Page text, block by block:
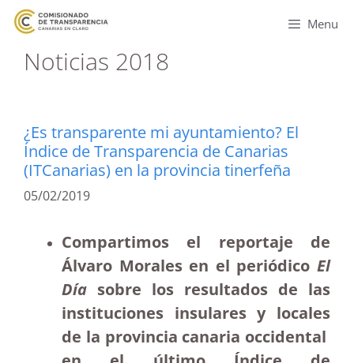
Menu
Noticias 2018
¿Es transparente mi ayuntamiento? El
Índice de Transparencia de Canarias
(ITCanarias) en la provincia tinerfeña
05/02/2019
Compartimos el reportaje de
Álvaro Morales en el periódico El
Día sobre los resultados de las
instituciones insulares y locales
de la provincia canaria occidental